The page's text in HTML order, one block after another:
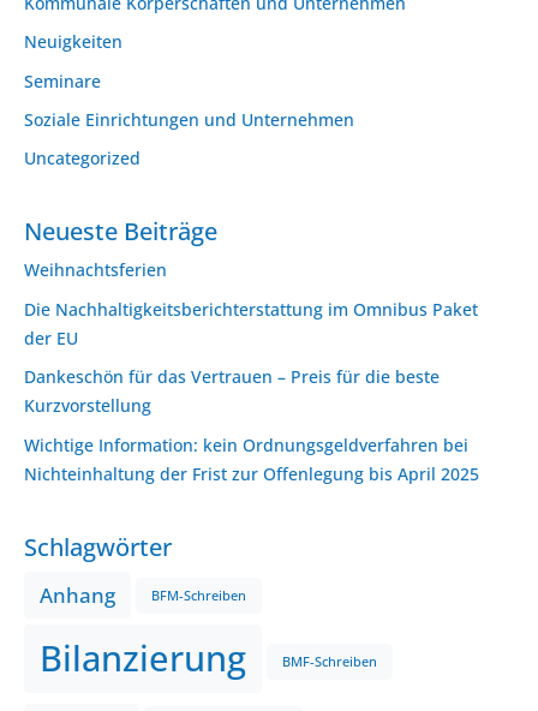
Neuigkeiten
Seminare
Soziale Einrichtungen und Unternehmen
Uncategorized
Neueste Beiträge
Weihnachtsferien
Die Nachhaltigkeitsberichterstattung im Omnibus Paket
der EU
Dankeschön für das Vertrauen – Preis für die beste
Kurzvorstellung
Wichtige Information: kein Ordnungsgeldverfahren bei
Nichteinhaltung der Frist zur Offenlegung bis April 2025
Schlagwörter
Anhang BFM-Schreiben
Bilanzierung BMF-Schreiben